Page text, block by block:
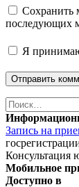
Сохранить
последующих
Я
Поиск
Запись на
Консультация
Мобильное
Доступно в